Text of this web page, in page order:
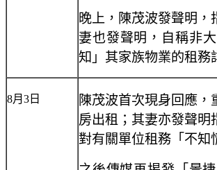
晚上，陳茂波發聲明
妻也發聲明，自稱非
知」其家族物業的租務
8月3日
陳茂波首次現身回應
房出租；其妻亦發聲明
對有關單位租務「不知